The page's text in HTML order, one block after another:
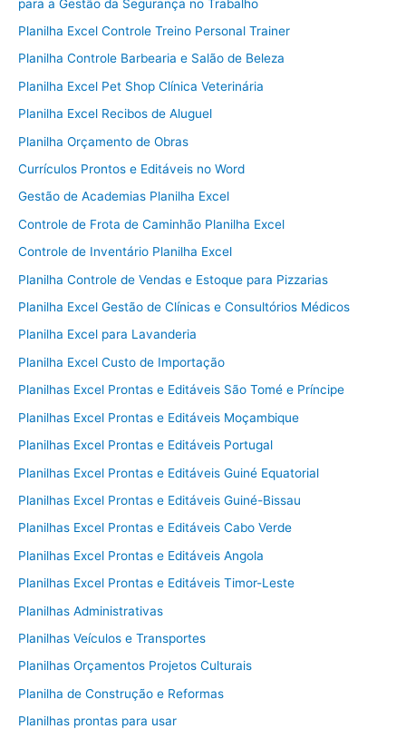
para a Gestão da Segurança no Trabalho
Planilha Excel Controle Treino Personal Trainer
Planilha Controle Barbearia e Salão de Beleza
Planilha Excel Pet Shop Clínica Veterinária
Planilha Excel Recibos de Aluguel
Planilha Orçamento de Obras
Currículos Prontos e Editáveis no Word
Gestão de Academias Planilha Excel
Controle de Frota de Caminhão Planilha Excel
Controle de Inventário Planilha Excel
Planilha Controle de Vendas e Estoque para Pizzarias
Planilha Excel Gestão de Clínicas e Consultórios Médicos
Planilha Excel para Lavanderia
Planilha Excel Custo de Importação
Planilhas Excel Prontas e Editáveis São Tomé e Príncipe
Planilhas Excel Prontas e Editáveis Moçambique
Planilhas Excel Prontas e Editáveis Portugal
Planilhas Excel Prontas e Editáveis Guiné Equatorial
Planilhas Excel Prontas e Editáveis Guiné-Bissau
Planilhas Excel Prontas e Editáveis Cabo Verde
Planilhas Excel Prontas e Editáveis Angola
Planilhas Excel Prontas e Editáveis Timor-Leste
Planilhas Administrativas
Planilhas Veículos e Transportes
Planilhas Orçamentos Projetos Culturais
Planilha de Construção e Reformas
Planilhas prontas para usar